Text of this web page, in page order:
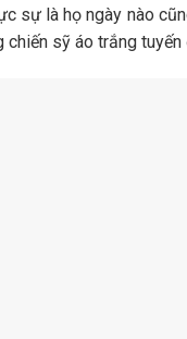
sự là họ ngày nào
sỹ áo trắng tuyến